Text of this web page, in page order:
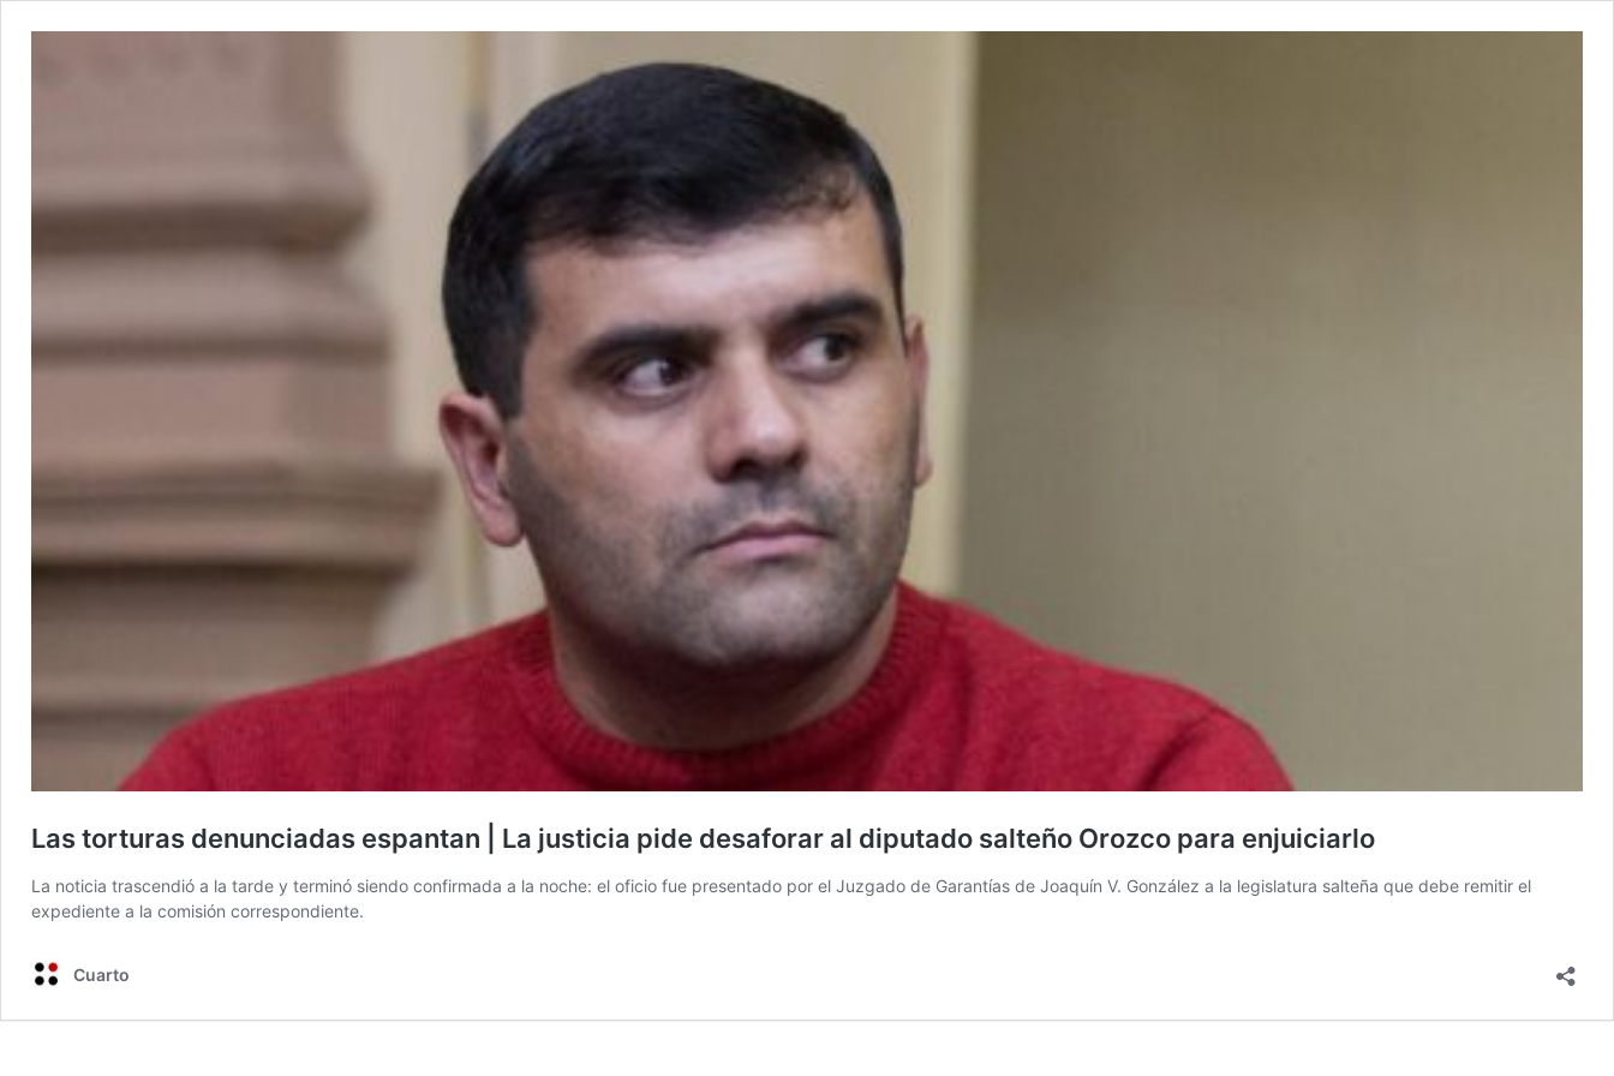
Las torturas denunciadas espantan | La justicia pide desaforar al diputado salteño Orozco para enjuiciarlo
La noticia trascendió a la tarde y terminó siendo confirmada a la noche: el oficio fue presentado por el Juzgado de Garantías de Joaquín V. González a la legislatura salteña que debe remitir el
expediente a la comisión correspondiente.
Cuarto